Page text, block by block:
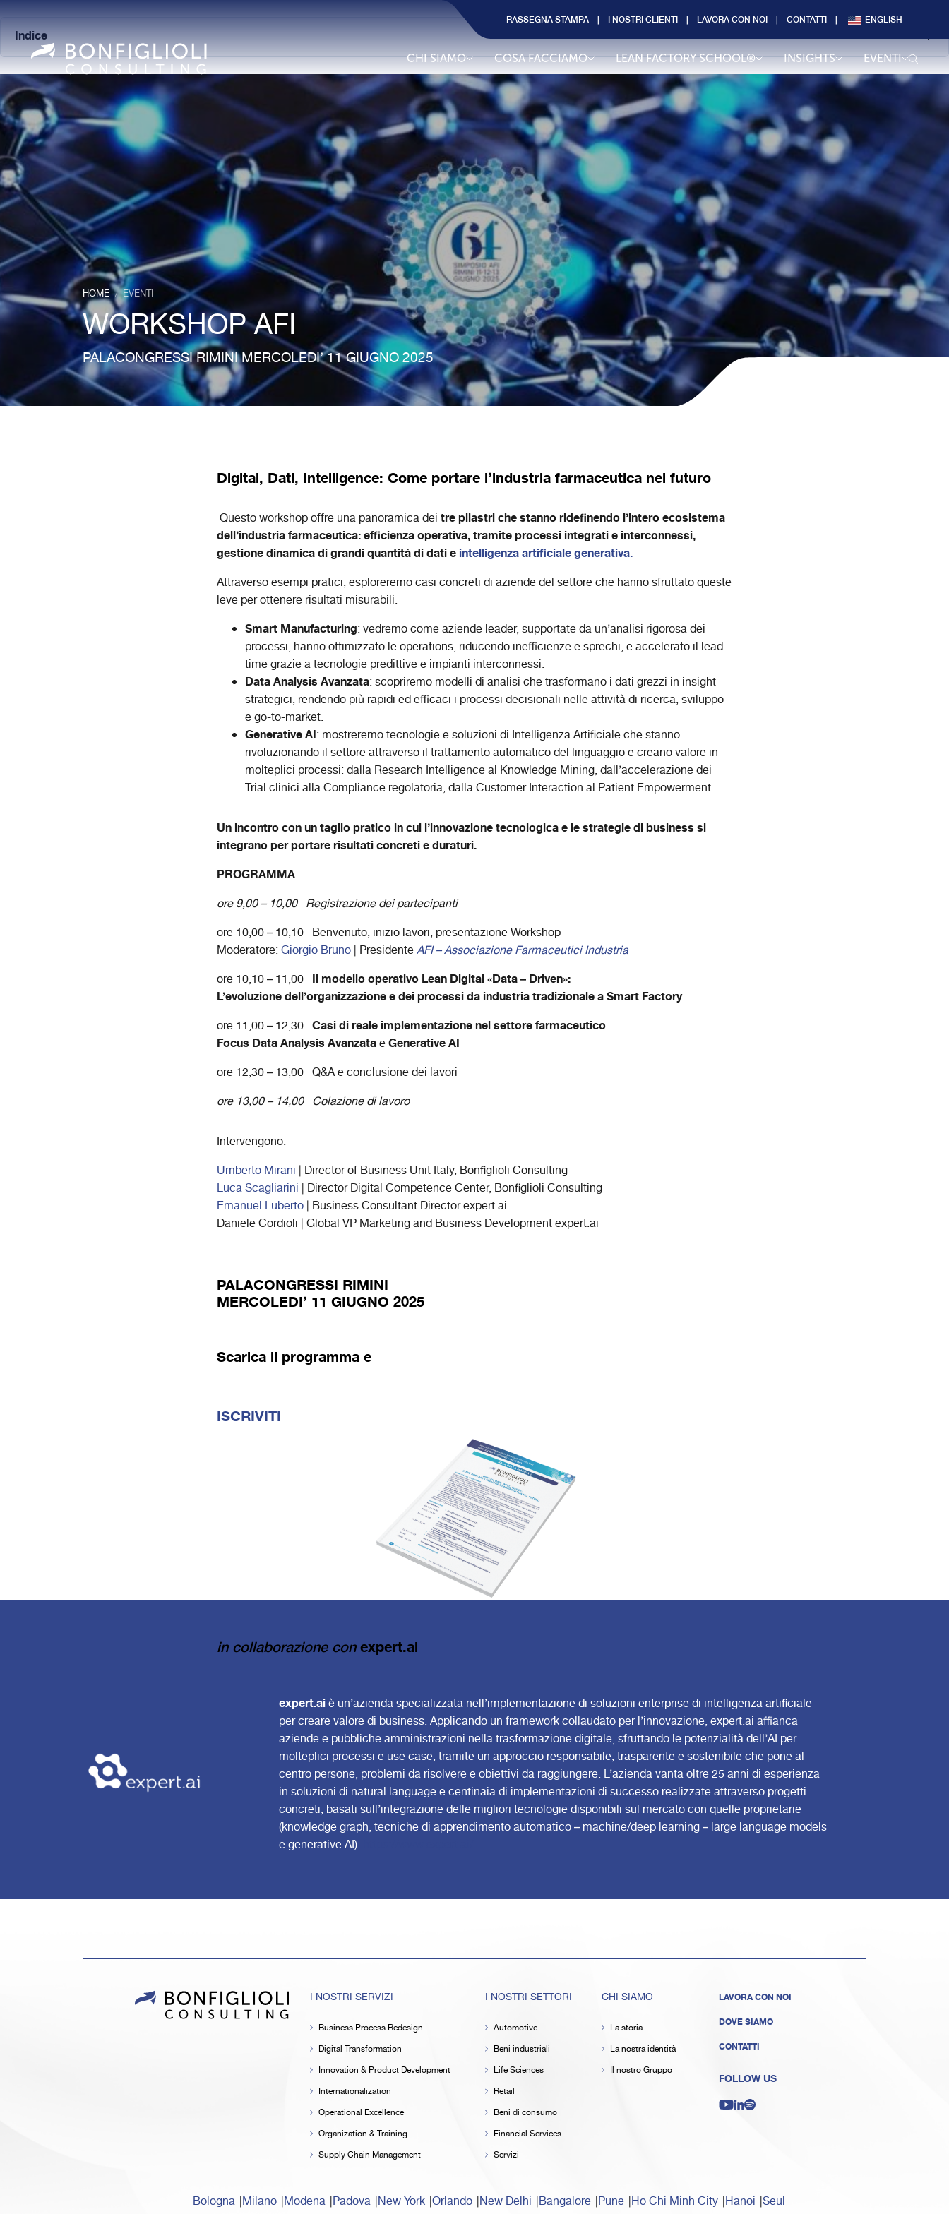
RASSEGNA STAMPA I NOSTRI CLIENTI LAVORA CON NOI CONTATTI ENGLISH
CHI SIAMO COSA FACCIAMO LEAN FACTORY SCHOOL® INSIGHTS EVENTI
Indice
HOME / EVENTI
WORKSHOP AFI
PALACONGRESSI RIMINI MERCOLEDI’ 11 GIUGNO 2025
Digital, Dati, Intelligence: Come portare l’industria farmaceutica nel futuro
Questo workshop offre una panoramica dei tre pilastri che stanno ridefinendo l’intero ecosistema
dell’industria farmaceutica: efficienza operativa, tramite processi integrati e interconnessi,
gestione dinamica di grandi quantità di dati eintelligenza artificiale generativa.
Attraverso esempi pratici, esploreremo casi concreti di aziende del settore che hanno sfruttato queste
leve per ottenere risultati misurabili.
Smart Manufacturing: vedremo come aziende leader, supportate da un’analisi rigorosa dei
processi, hanno ottimizzato le operations, riducendo inefficienze e sprechi, e accelerato il lead
time grazie a tecnologie predittive e impianti interconnessi.
Data Analysis Avanzata: scopriremo modelli di analisi che trasformano i dati grezzi in insight
strategici, rendendo più rapidi ed efficaci i processi decisionali nelle attività di ricerca, sviluppo
e go-to-market.
Generative AI: mostreremo tecnologie e soluzioni di Intelligenza Artificiale che stanno
rivoluzionando il settore attraverso il trattamento automatico del linguaggio e creano valore in
molteplici processi: dalla Research Intelligence al Knowledge Mining, dall’accelerazione dei
Trial clinici alla Compliance regolatoria, dalla Customer Interaction al Patient Empowerment.
Un incontro con un taglio pratico in cui l’innovazione tecnologica e le strategie di business si
integrano per portare risultati concreti e duraturi.
PROGRAMMA
ore 9,00 – 10,00 Registrazione dei partecipanti
ore 10,00 – 10,10 Benvenuto, inizio lavori, presentazione Workshop
Moderatore:Giorgio Bruno | PresidenteAFI – Associazione Farmaceutici Industria
ore 10,10 – 11,00 Il modello operativo Lean Digital «Data – Driven»:
L’evoluzione dell’organizzazione e dei processi da industria tradizionale a Smart Factory
ore 11,00 – 12,30 Casi di reale implementazione nel settore farmaceutico.
Focus Data Analysis AvanzataeGenerative AI
ore 12,30 – 13,00 Q&A e conclusione dei lavori
ore 13,00 – 14,00 Colazione di lavoro
Intervengono:
Umberto Mirani | Director of Business Unit Italy, Bonfiglioli Consulting
Luca Scagliarini | Director Digital Competence Center, Bonfiglioli Consulting
Emanuel Luberto | Business Consultant Director expert.ai
Daniele Cordioli | Global VP Marketing and Business Development expert.ai
PALACONGRESSI RIMINI
MERCOLEDI’ 11 GIUGNO 2025
Scarica il programma e
ISCRIVITI
in collaborazione con expert.ai
expert.aiè un’azienda specializzata nell’implementazione di soluzioni enterprise di intelligenza artificiale
per creare valore di business. Applicando un framework collaudato per l’innovazione, expert.ai affianca
aziende e pubbliche amministrazioni nella trasformazione digitale, sfruttando le potenzialità dell’AI per
molteplici processi e use case, tramite un approccio responsabile, trasparente e sostenibile che pone al
centro persone, problemi da risolvere e obiettivi da raggiungere. L’azienda vanta oltre 25 anni di esperienza
in soluzioni di natural language e centinaia di implementazioni di successo realizzate attraverso progetti
concreti, basati sull’integrazione delle migliori tecnologie disponibili sul mercato con quelle proprietarie
(knowledge graph, tecniche di apprendimento automatico – machine/deep learning – large language models
e generative AI).
I NOSTRI SERVIZI
Business Process Redesign
Digital Transformation
Innovation & Product Development
Internationalization
Operational Excellence
Organization & Training
Supply Chain Management
I NOSTRI SETTORI
Automotive
Beni industriali
Life Sciences
Retail
Beni di consumo
Financial Services
Servizi
CHI SIAMO
La storia
La nostra identità
Il nostro Gruppo
LAVORA CON NOI
DOVE SIAMO
CONTATTI
FOLLOW US
Bologna Milano Modena Padova New York Orlando New Delhi Bangalore Pune Ho Chi Minh City Hanoi Seul